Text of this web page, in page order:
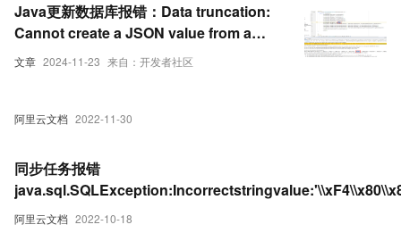
文章 2024-11-23 来自：开发者社区
Java更新数据库报错：Data truncation:
Cannot create a JSON value from a
string with CHARACTER SET 'binary'.
阿里云文档 2022-11-30
阿里云文档 2022-10-18
同步任务报错